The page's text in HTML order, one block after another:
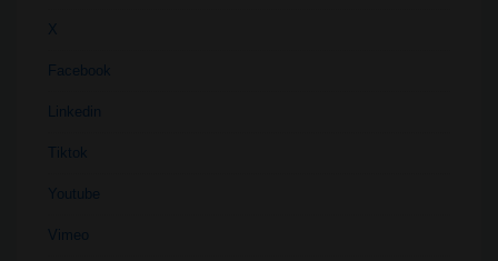
X
Facebook
Linkedin
Tiktok
Youtube
Vimeo